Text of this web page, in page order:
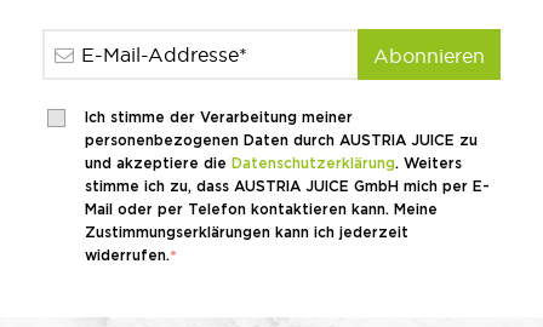
Ich stimme der Verarbeitung meiner
personenbezogenen Daten durch AUSTRIA JUICE zu
und akzeptiere die Datenschutzerklärung. Weiters
stimme ich zu, dass AUSTRIA JUICE GmbH mich per E-
Mail oder per Telefon kontaktieren kann. Meine
Zustimmungserklärungen kann ich jederzeit
widerrufen.*